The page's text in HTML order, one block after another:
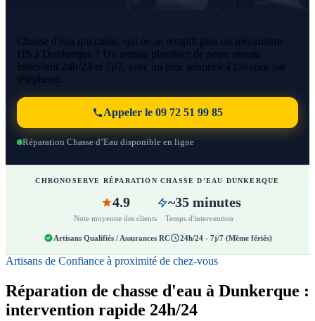
Chasse d'eau qui coule, qui ne se remplit plus ou mécanisme
HS à Dunkerque ? Un artisan plombier de notre réseau
intervient 24h/24 et 7j/7, avec un prix annoncé à l'avance par
téléphone.
Appeler le 09 72 51 99 85
Réparation Chasse d’Eau disponible en ligne
CHRONOSERVE RÉPARATION CHASSE D'EAU DUNKERQUE
4.9
Note moyenne des clients
~35 minutes
Temps d'intervention
Artisans Qualifiés / Assurances RC 24h/24 - 7j/7 (Même fériés)
Artisans de Confiance à proximité de chez-vous
Réparation de chasse d'eau à Dunkerque :
intervention rapide 24h/24